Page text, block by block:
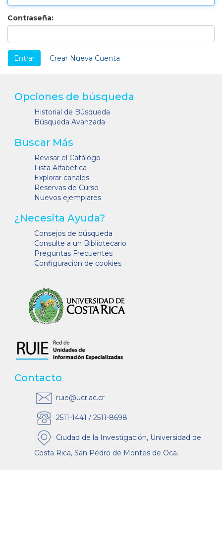
Contraseña:
Crear Nueva Cuenta
Opciones de búsqueda
Historial de Búsqueda
Búsqueda Avanzada
Buscar Más
Revisar el Catálogo
Lista Alfabética
Explorar canales
Reservas de Curso
Nuevos ejemplares
¿Necesita Ayuda?
Consejos de búsqueda
Consulte a un Bibliotecario
Preguntas Frecuentes
Configuración de cookies
Contacto
ruie@ucr.ac.cr
2511-1441 / 2511-8698
Ciudad de la Investigación, Universidad de
Costa Rica, San Pedro de Montes de Oca.